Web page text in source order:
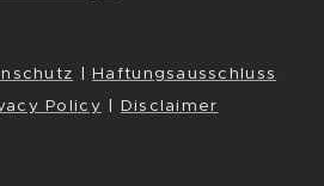
|Haftungsausschluss
Policy | Disclaimer